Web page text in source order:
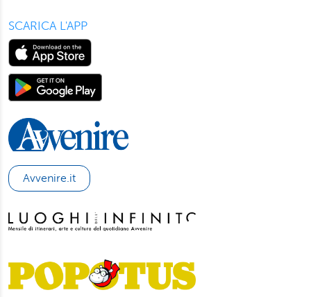
SCARICA L'APP
Avvenire.it